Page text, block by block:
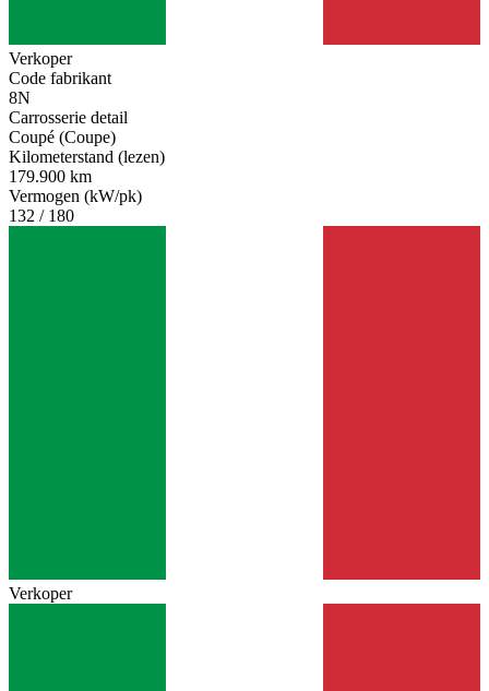
Verkoper
Code fabrikant
8N
Carrosserie detail
Coupé (Coupe)
Kilometerstand (lezen)
179.900 km
Vermogen (kW/pk)
132 / 180
Verkoper